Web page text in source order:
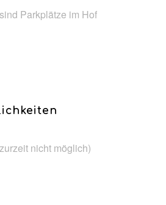
Parkplätze im Hof
nicht möglich)